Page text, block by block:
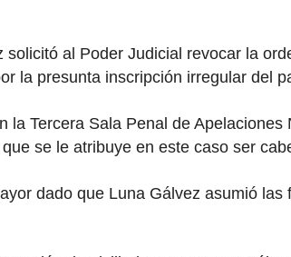
solicitó al Poder Judicial revocar la
la presunta inscripción irregular del
la Tercera Sala Penal de
se le atribuye en este caso ser
dado que Luna Gálvez asumió